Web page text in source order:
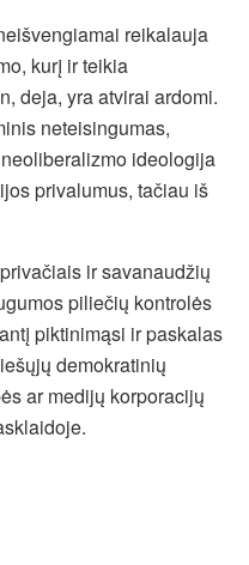
reikalauja
kurį ir teikia
deja, yra atvirai ardomi.
neteisingumas,
ideologija
privalumus, tačiau iš
ir savanaudžių
piliečių kontrolės
piktinimąsi ir paskalas
demokratinių
ar medijų korporacijų